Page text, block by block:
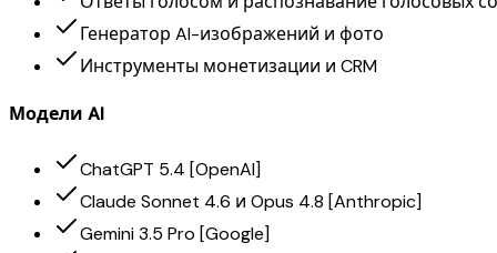
Генератор AI-изображений и фото
Инструменты монетизации и CRM
Модели AI
ChatGPT 5.4 [OpenAI]
Claude Sonnet 4.6 и Opus 4.8 [Anthropic]
Gemini 3.5 Pro [Google]